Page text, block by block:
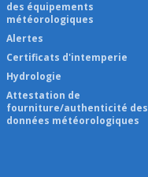
des équipements
météorologiques
Alertes
Certificats d'intemperie
Hydrologie
Attestation de
fourniture/authenticité des
données météorologiques